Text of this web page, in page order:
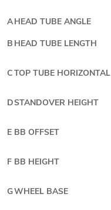
AHEAD TUBE ANGLE
B HEAD TUBE LENGTH
CTOP TUBE HORIZONTAL
DSTANDOVER HEIGHT
E BB OFFSET
F BB HEIGHT
GWHEEL BASE